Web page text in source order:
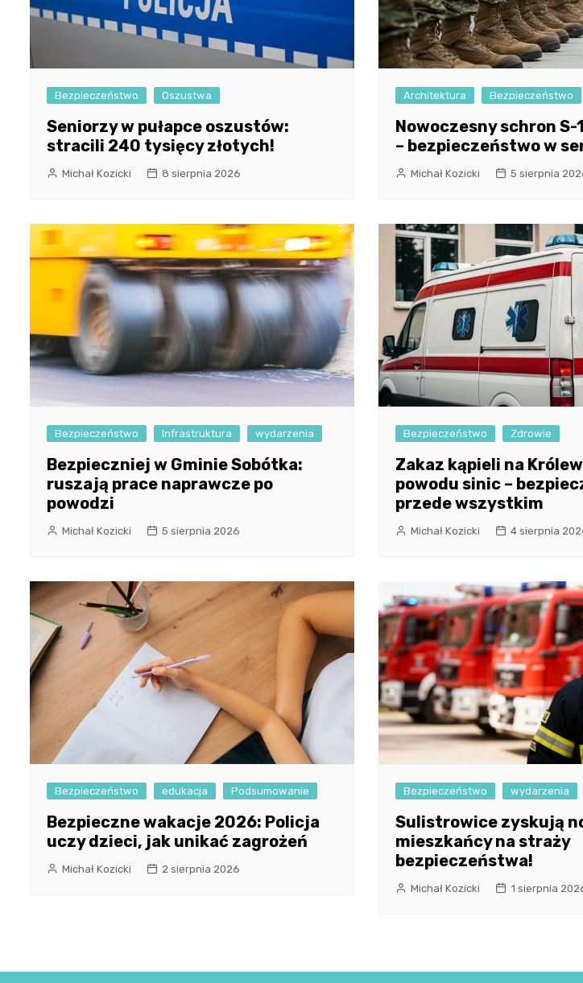
Bezpieczeństwo Oszustwa
Seniorzy w pułapce oszustów:
stracili 240 tysięcy złotych!
Michał Kozicki 8 sierpnia 2026
Architektura Bezpieczeństwo
Nowoczesny schron S-
– bezpieczeństwo w
Michał Kozicki 5 sierpnia
Bezpieczeństwo Infrastruktura wydarzenia
Bezpieczniej w Gminie Sobótka:
ruszają prace naprawcze po
powodzi
Michał Kozicki 5 sierpnia 2026
Bezpieczeństwo Zdrowie
Zakaz kąpieli na
powodu sinic –
przede wszystkim
Michał Kozicki 4 sierpnia
Bezpieczeństwo edukacja Podsumowanie
Bezpieczne wakacje 2026: Policja
uczy dzieci, jak unikać zagrożeń
Michał Kozicki 2 sierpnia 2026
Bezpieczeństwo wydarzenia
Sulistrowice zyskują
mieszkańcy na straży
bezpieczeństwa!
Michał Kozicki 1 sierpnia